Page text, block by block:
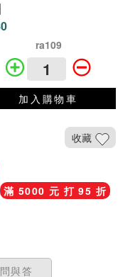
ra109
加入購物車
收藏
滿 5000 元 打 95 折
問與答